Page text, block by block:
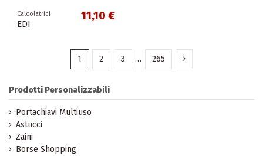
Calcolatrici
EDI
11,10 €
1 2 3 … 265
Prodotti Personalizzabili
Portachiavi Multiuso
Astucci
Zaini
Borse Shopping